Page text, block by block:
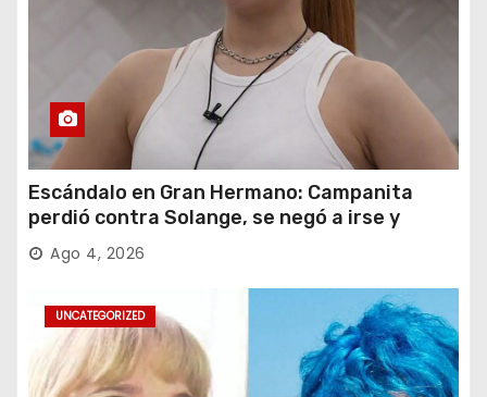
Escándalo en Gran Hermano: Campanita
perdió contra Solange, se negó a irse y
desafió al Big
Ago 4, 2026
UNCATEGORIZED